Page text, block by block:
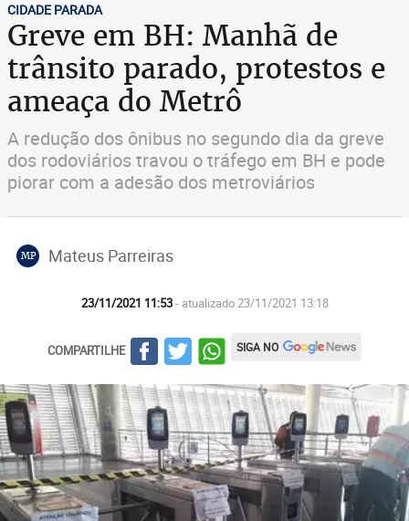
CIDADE PARADA
Greve em BH: Manhã de
trânsito parado, protestos e
ameaça do Metrô
A redução dos ônibus no segundo dia da greve
dos rodoviários travou o tráfego em BH e pode
piorar com a adesão dos metroviários
MP Mateus Parreiras
23/11/2021 11:53- atualizado 23/11/2021 13:18
COMPARTILHE SIGA NO